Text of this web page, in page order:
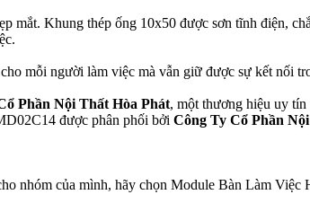
mắt. Khung thép ống 10x50 được sơn tĩnh điện,
mỗi người làm việc mà vẫn giữ được sự kết nối
Phần Nội Thất Hòa Phát, một thương hiệu uy tín
được phân phối bởi Công Ty Cổ Phần
nhóm của mình, hãy chọn Module Bàn Làm